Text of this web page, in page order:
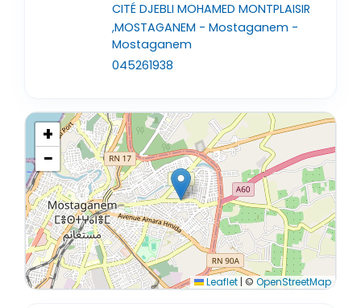
CITÉ DJEBLI MOHAMED MONTPLAISIR
,MOSTAGANEM - Mostaganem -
Mostaganem
045261938
+
−
Leaflet | ©OpenStreetMap